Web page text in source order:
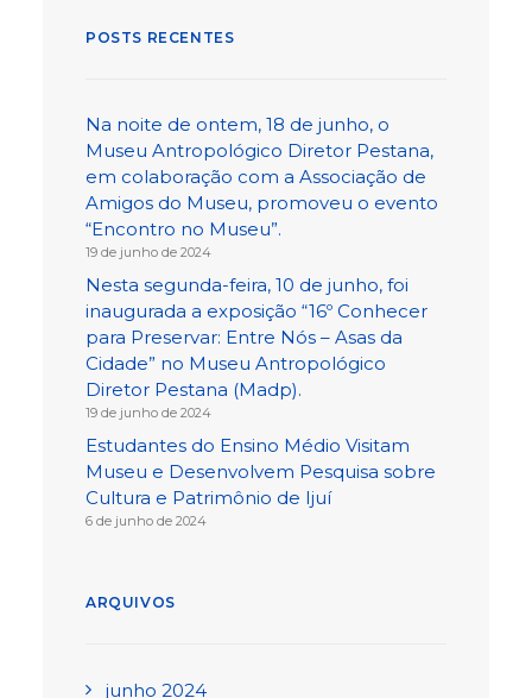
POSTS RECENTES
Na noite de ontem, 18 de junho, o
Museu Antropológico Diretor Pestana,
em colaboração com a Associação de
Amigos do Museu, promoveu o evento
“Encontro no Museu”.
19 de junho de 2024
Nesta segunda-feira, 10 de junho, foi
inaugurada a exposição “16º Conhecer
para Preservar: Entre Nós – Asas da
Cidade” no Museu Antropológico
Diretor Pestana (Madp).
19 de junho de 2024
Estudantes do Ensino Médio Visitam
Museu e Desenvolvem Pesquisa sobre
Cultura e Patrimônio de Ijuí
6 de junho de 2024
ARQUIVOS
junho 2024